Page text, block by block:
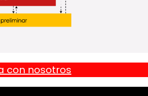
con nosotros